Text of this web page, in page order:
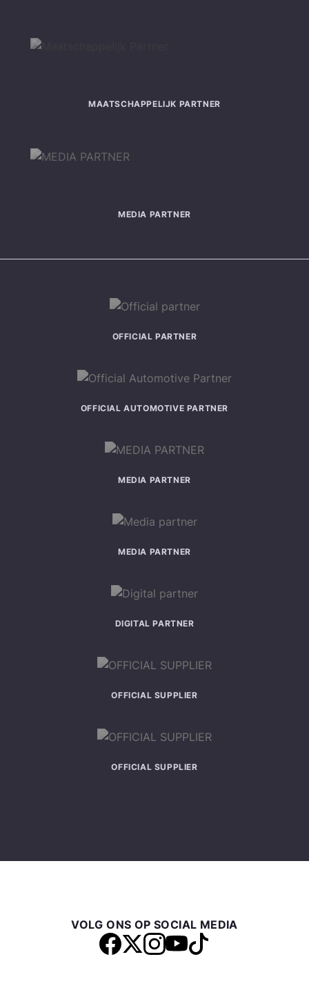
MAATSCHAPPELIJK PARTNER
MEDIA PARTNER
OFFICIAL PARTNER
OFFICIAL AUTOMOTIVE PARTNER
MEDIA PARTNER
MEDIA PARTNER
DIGITAL PARTNER
OFFICIAL SUPPLIER
OFFICIAL SUPPLIER
VOLG ONS OP SOCIAL MEDIA